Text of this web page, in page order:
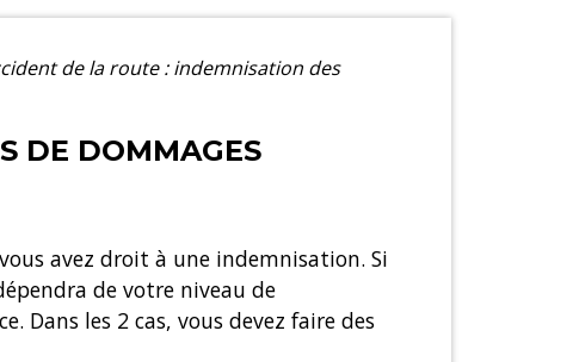
de la route : indemnisation des
DE DOMMAGES
avez droit à une indemnisation. Si
de votre niveau de
Dans les 2 cas, vous devez faire des